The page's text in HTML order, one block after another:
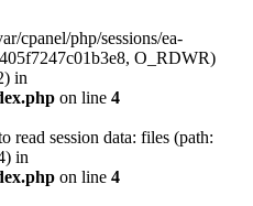
cpanel/php/sessions/ea-
O_RDWR)
in
on line 4
read session data: files (path:
in
on line 4